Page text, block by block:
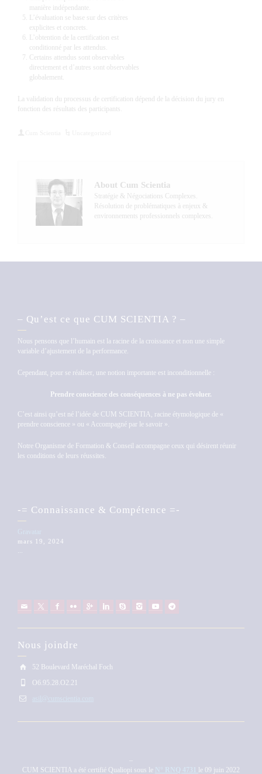
manière indépendante.
L’évaluation se base sur des critères
explicites et concrets.
L’obtention de la certification est
conditionné par les attendus.
Certains attendus sont observables
directement et d’autres sont observables
globalement.
La validation du processus de certification dépend de la décision du jury en
fonction des résultats des participants.
About Cum Scientia
Stratégie & Négociations Complexes.
Résolution de problématiques à enjeux &
environnements professionnels complexes.
– Qu’est ce que CUM SCIENTIA ? –
Nous pensons que l’humain est la racine de la croissance et non une simple
variable d’ajustement de la performance.
Cependant, pour se réaliser, une notion importante est inconditionnelle :
Prendre conscience des conséquences à ne pas évoluer.
C’est ainsi qu’est né l’idée de CUM SCIENTIA, racine étymologique de «
prendre conscience » ou « Accompagné par le savoir ».
Notre Organisme de Formation & Conseil accompagne ceux qui désirent réunir
les conditions de leurs réussites.
-= Connaissance & Compétence =-
mars 19, 2024
...
Nous joindre
52 Boulevard Maréchal Foch
O6.95.28.O2.21
CUM SCIENTIA a été certifié Qualiopi sous le
le 09 juin 2022